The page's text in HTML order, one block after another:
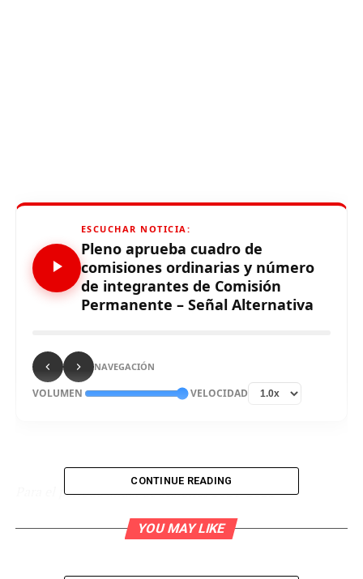
ESCUCHAR NOTICIA:
Pleno aprueba cuadro de
comisiones ordinarias y número
de integrantes de Comisión
Permanente – Señal Alternativa
NAVEGACIÓN
VOLUMEN VELOCIDAD
Para el periodo anual de sesiones 2021-2022
El Pleno del Congreso se reunió el pasado jueves 5 para
CONTINUE READING
YOU MAY LIKE